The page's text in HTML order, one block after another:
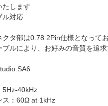
たします
ル対応
クタ部は0.78 2Pin仕様となって
ブルにより、お好みの音質を追
SA6
5Hz-40kHz
ス：60Ω at 1kHz